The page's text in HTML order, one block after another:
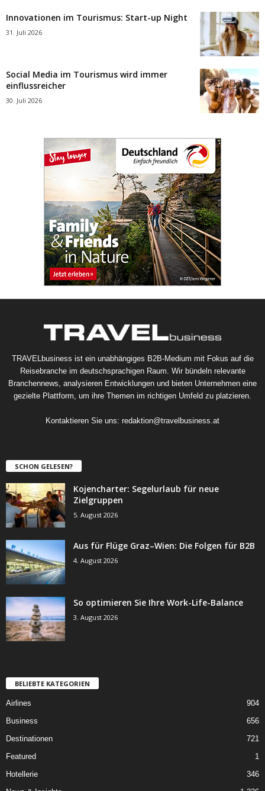
Innovationen im Tourismus: Start-up Night
31. Juli 2026
Social Media im Tourismus wird immer
einflussreicher
30. Juli 2026
TRAVELbusiness ist ein unabhängiges B2B-Medium mit Fokus auf die
Reisebranche im deutschsprachigen Raum. Wir bündeln relevante
Branchennews, analysieren Entwicklungen und bieten Unternehmen eine
gezielte Plattform, um ihre Themen im richtigen Umfeld zu platzieren.
Kontaktieren Sie uns: redaktion@travelbusiness.at
SCHON GELESEN?
Kojencharter: Segelurlaub für neue
Zielgruppen
5. August 2026
Aus für Flüge Graz–Wien: Die Folgen für B2B
4. August 2026
So optimieren Sie Ihre Work-Life-Balance
3. August 2026
BELIEBTE KATEGORIEN
Airlines
904
Business
656
Destinationen
721
Featured
1
Hotellerie
346